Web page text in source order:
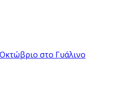
στο Γυάλινο